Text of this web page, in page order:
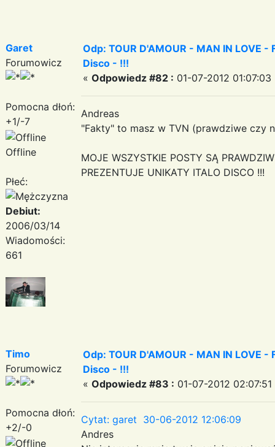
Garet
Forumowicz
Pomocna dłoń:
+1/-7
Offline
Płeć:
Debiut:
2006/03/14
Wiadomości:
661
Odp: TOUR D'AMOUR - MAN IN LOVE
Disco - !!!
« Odpowiedz #82 : 01-07-2012 01:07:03
Andreas
"Fakty" to masz w TVN (prawdziwe czy
MOJE WSZYSTKIE POSTY SĄ
PREZENTUJE UNIKATY ITALO DISCO !!!
Timo
Forumowicz
Pomocna dłoń:
+2/-0
Odp: TOUR D'AMOUR - MAN IN LOVE
Disco - !!!
« Odpowiedz #83 : 01-07-2012 02:07:51
Cytat: garet 30-06-2012 12:06:09
Andres